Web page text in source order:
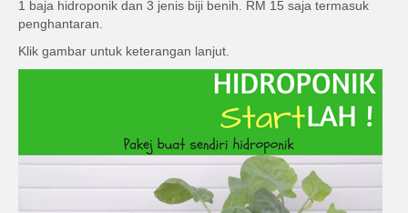
1 baja hidroponik dan 3 jenis biji benih. RM 15 saja termasuk
penghantaran.
Klik gambar untuk keterangan lanjut.